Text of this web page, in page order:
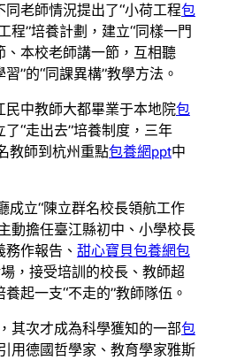
老師情況提出了“小荷工程包
程”培養計劃，建立“同樣一門
、本校老師講一節，互相聽
”的“同課異構”教學方法。
民中教師大都畢業于本地院包
“走出去”培養制度，三年
教師到杭州重點包養網ppt中
成立“陳立群名校長領航工作
動擔任臺江縣初中、小學校長
作報告、 甜心寶貝包養網包
，接受培訓的校長、教師超
起一支“不走的”教師隊伍。
其次才成為科學獲知的一部包
用德國哲學家、教育學家雅斯